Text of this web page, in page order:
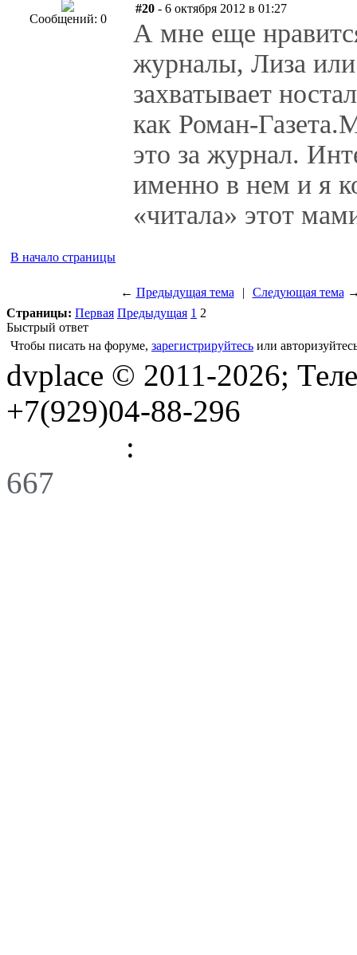
Сообщений: 0
#20 - 6 октября 2012 в 01:27
А мне еще
журналы, Лиза
захватывает
как Роман-
это за журнал.
именно в нем и я
«читала» этот
В начало страницы
← Предыдущая тема | Следующая тема
Страницы: Первая Предыдущая 1 2
Быстрый ответ
Чтобы писать на форуме, зарегистрируйтесь или
dvplace © 2011-2026;
+7(929)04-88-296
:
667